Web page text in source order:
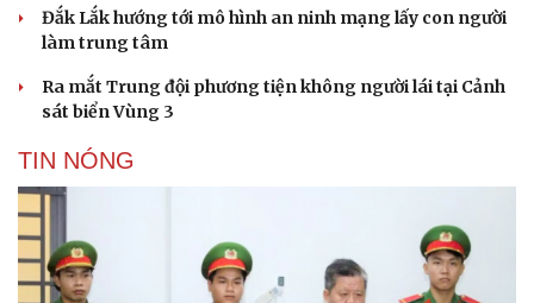
Đắk Lắk hướng tới mô hình an ninh mạng lấy con người
làm trung tâm
Ra mắt Trung đội phương tiện không người lái tại Cảnh
sát biển Vùng 3
TIN NÓNG